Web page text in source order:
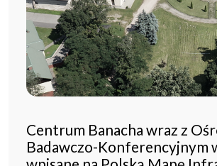
Centrum Banacha wraz z
Badawczo-Konferencyjnym